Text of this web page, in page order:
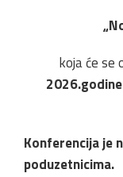
koja će se
Konferencija je
poduzetnicima.